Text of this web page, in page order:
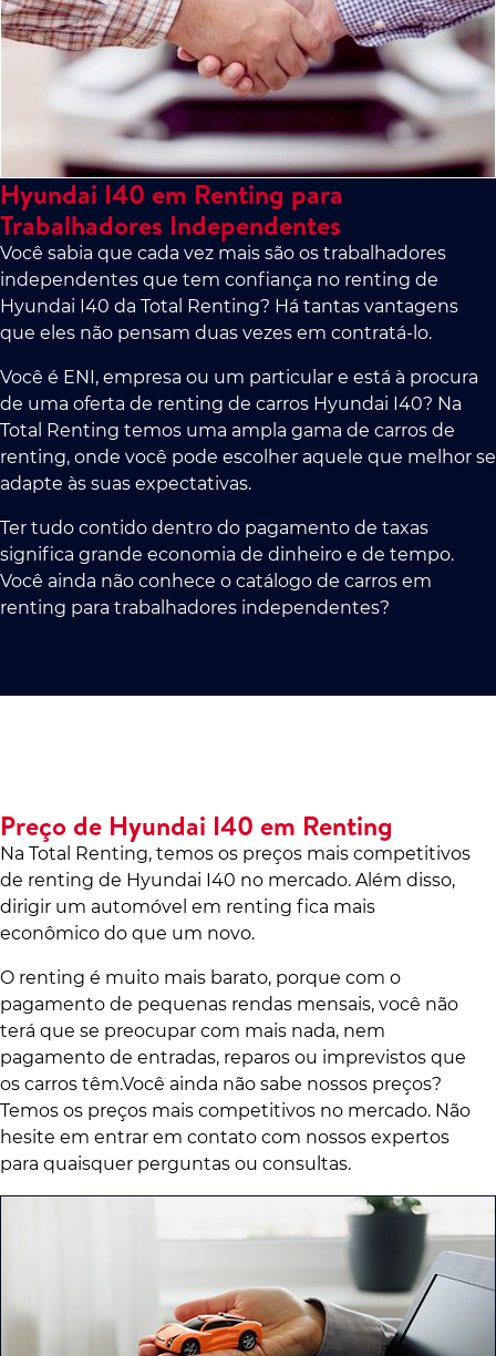
Hyundai I40 em Renting para
Trabalhadores Independentes
Você sabia que cada vez mais são os trabalhadores
independentes que tem confiança no renting de
Hyundai I40 da Total Renting? Há tantas vantagens
que eles não pensam duas vezes em contratá-lo.
Você é ENI, empresa ou um particular e está à procura
de uma oferta de renting de carros Hyundai I40? Na
Total Renting temos uma ampla gama de carros de
renting, onde você pode escolher aquele que melhor se
adapte às suas expectativas.
Ter tudo contido dentro do pagamento de taxas
significa grande economia de dinheiro e de tempo.
Você ainda não conhece o catálogo de carros em
renting para trabalhadores independentes?
Preço de Hyundai I40 em Renting
Na Total Renting, temos os preços mais competitivos
de renting de Hyundai I40 no mercado. Além disso,
dirigir um automóvel em renting fica mais
econômico do que um novo.
O renting é muito mais barato, porque com o
pagamento de pequenas rendas mensais, você não
terá que se preocupar com mais nada, nem
pagamento de entradas, reparos ou imprevistos que
os carros têm.Você ainda não sabe nossos preços?
Temos os preços mais competitivos no mercado. Não
hesite em entrar em contato com nossos expertos
para quaisquer perguntas ou consultas.